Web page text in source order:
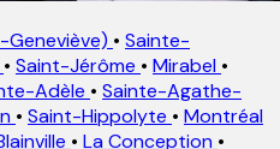
• Sainte-
• Saint-Jérôme • Mirabel •
Adèle • Sainte-Agathe-
• Saint-Hippolyte • Montréal
• La Conception •